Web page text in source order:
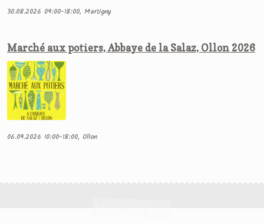
30.08.2026 09:00-18:00, Martigny
Marché aux potiers, Abbaye de la Salaz, Ollon 2026
06.09.2026 10:00-18:00, Ollon